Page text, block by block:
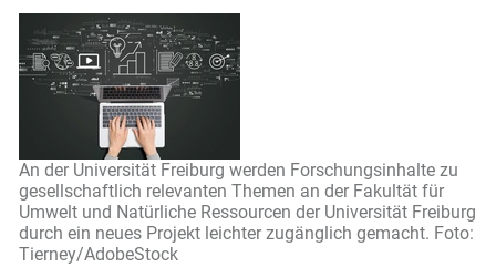
An der Universität Freiburg werden Forschungsinhalte zu
gesellschaftlich relevanten Themen an der Fakultät für
Umwelt und Natürliche Ressourcen der Universität Freiburg
durch ein neues Projekt leichter zugänglich gemacht. Foto:
Tierney/AdobeStock